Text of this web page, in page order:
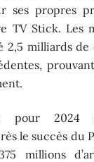
ses propres
TV Stick. Les
2,5 milliards de
pour 2024
le succès du
millions